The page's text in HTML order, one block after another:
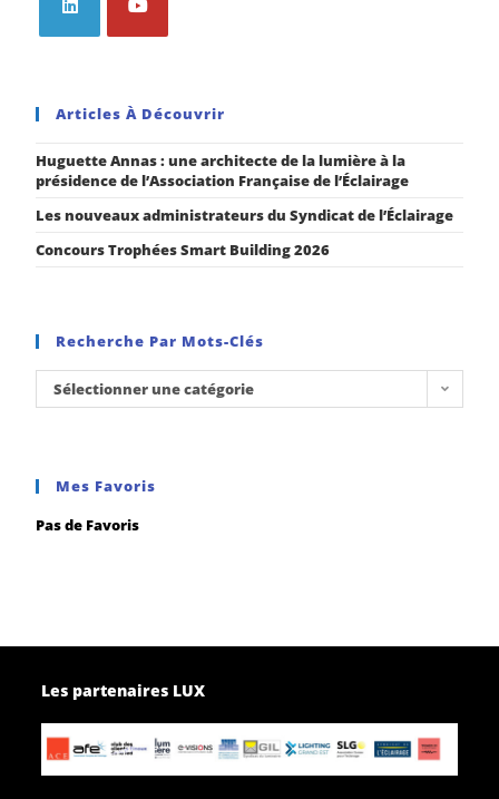
Articles À Découvrir
Huguette Annas : une architecte de la lumière à la
présidence de l’Association Française de l’Éclairage
Les nouveaux administrateurs du Syndicat de l’Éclairage
Concours Trophées Smart Building 2026
Recherche Par Mots-Clés
Sélectionner une catégorie
Mes Favoris
Pas de Favoris
Les partenaires LUX